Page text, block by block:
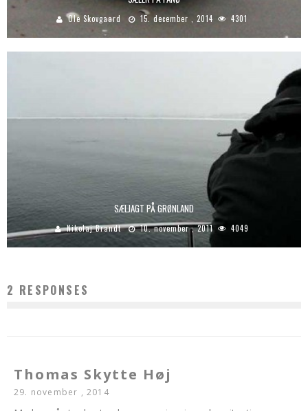
Ole Skovgaard 15. december , 2014 4301
SÆLJAGT PÅ GRØNLAND
Nikolaj Brandt 10. november , 2011 4049
2 RESPONSES
Thomas Skytte Høj
29. november , 2014